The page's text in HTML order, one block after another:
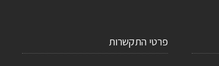
פרטי התקשרות